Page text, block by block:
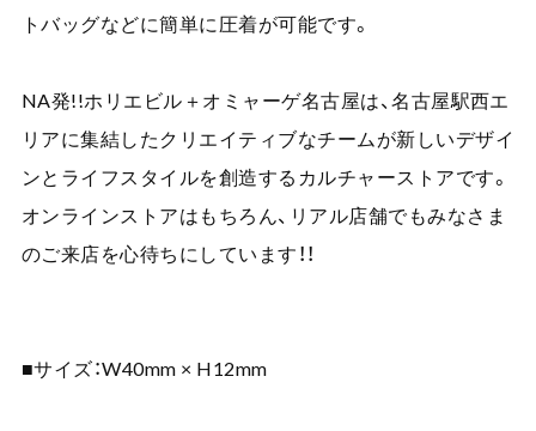
トバッグなどに簡単に圧着が可能です。
NA発!!ホリエビル＋オミャーゲ名古屋は、名古屋駅西エ
リアに集結したクリエイティブなチームが新しいデザイ
ンとライフスタイルを創造するカルチャーストアです。
オンラインストアはもちろん、リアル店舗でもみなさま
のご来店を心待ちにしています！！
■サイズ：W40mm × H12mm